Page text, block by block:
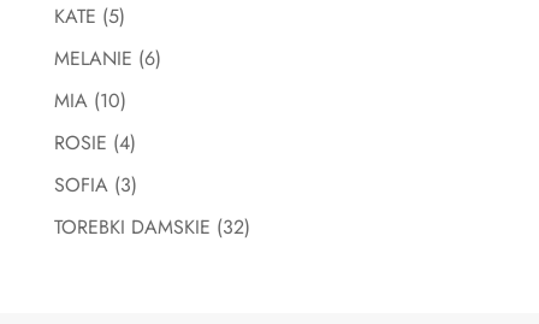
KATE (5)
MELANIE (6)
MIA (10)
ROSIE (4)
SOFIA (3)
TOREBKI DAMSKIE (32)